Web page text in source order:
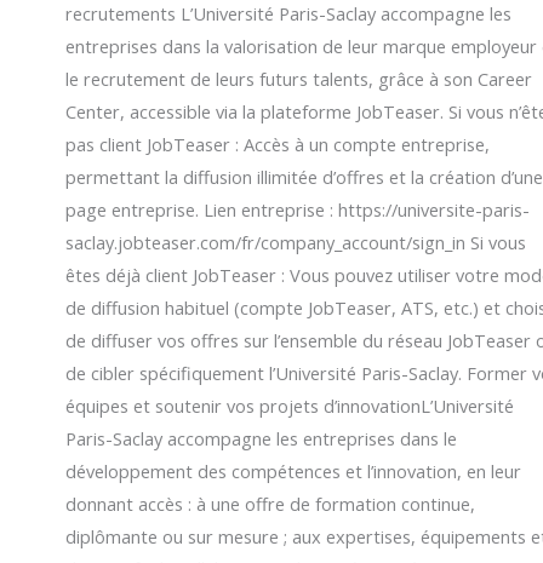
recrutements L’Université Paris-Saclay accompagne les
entreprises dans la valorisation de leur marque employeur
le recrutement de leurs futurs talents, grâce à son Career
Center, accessible via la plateforme JobTeaser. Si vous
pas client JobTeaser : Accès à un compte entreprise,
permettant la diffusion illimitée d’offres et la création d’une
page entreprise. Lien entreprise : https://universite-paris-
saclay.jobteaser.com/fr/company_account/sign_in Si vous
êtes déjà client JobTeaser : Vous pouvez utiliser votre
de diffusion habituel (compte JobTeaser, ATS, etc.) et
de diffuser vos offres sur l’ensemble du réseau JobTeaser
de cibler spécifiquement l’Université Paris-Saclay. Former
équipes et soutenir vos projets d’innovationL’Université
Paris-Saclay accompagne les entreprises dans le
développement des compétences et l’innovation, en leur
donnant accès : à une offre de formation continue,
diplômante ou sur mesure ; aux expertises, équipements